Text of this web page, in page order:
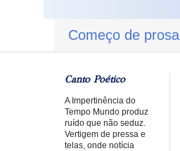
Começo de prosa
Canto Poético
A Impertinência do
Tempo Mundo produz
ruído que não seduz.
Vertigem de pressa e
telas, onde notícia